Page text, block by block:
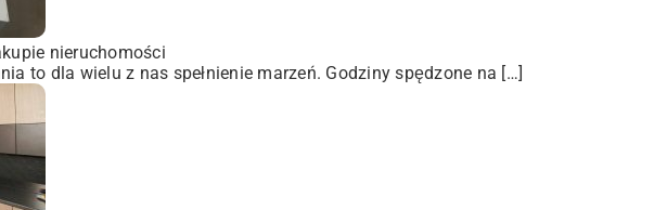
nieruchomości
to dla wielu z nas spełnienie marzeń. Godziny spędzone na […]